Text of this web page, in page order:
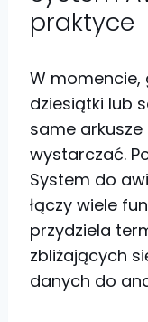
praktyce
W momencie,
dziesiątki lub
same
wystarczać.
System do
łączy wiele
przydziela
zbliżających
danych do